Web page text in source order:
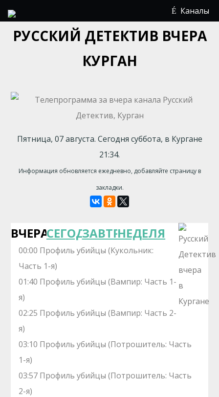
Каналы
РУССКИЙ ДЕТЕКТИВ ВЧЕРА
КУРГАН
Пятница, 07 августа. Сегодня суббота, в Кургане
21:34.
Информация обновляется ежедневно, добавляйте страницу в
закладки.
ВЧЕРАСЕГОДНЯЗАВТРАНЕДЕЛЯ
00:00 Профиль убийцы (Кукольник:
Часть 1-я)
01:40 Профиль убийцы (Вампир: Часть 1-
я)
02:25 Профиль убийцы (Вампир: Часть 2-
я)
03:10 Профиль убийцы (Потрошитель: Часть
1-я)
03:57 Профиль убийцы (Потрошитель: Часть
2-я)